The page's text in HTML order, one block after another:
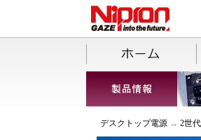
デスクトップ電源→ 2世